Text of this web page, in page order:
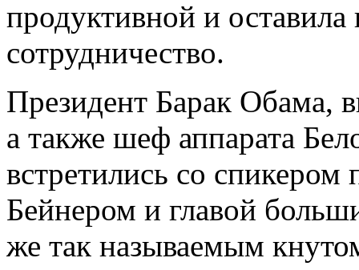
продуктивной и
сотрудничество.
Президент Барак Обама,
а также шеф аппарата
встретились со
Бейнером и главой
же так называемым